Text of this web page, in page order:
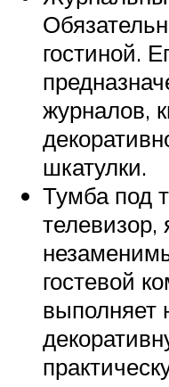
гостиной.
журналов,
шкатулки.
Тумба под
телевизор,
гостевой
выполняет